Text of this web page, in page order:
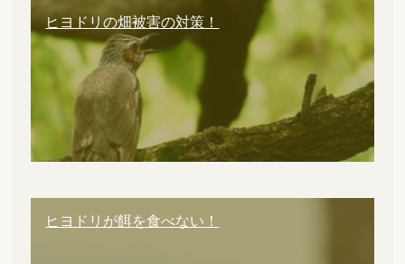
ヒヨドリの畑被害の対策！
ヒヨドリが餌を食べない！